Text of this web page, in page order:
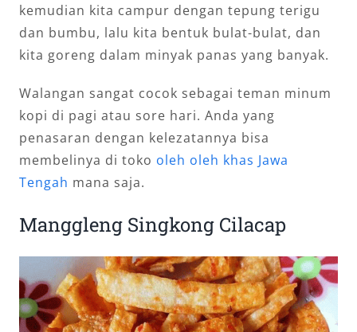
kemudian kita campur dengan tepung terigu
dan bumbu, lalu kita bentuk bulat-bulat, dan
kita goreng dalam minyak panas yang banyak.
Walangan sangat cocok sebagai teman minum
kopi di pagi atau sore hari. Anda yang
penasaran dengan kelezatannya bisa
membelinya di toko oleh oleh khas Jawa
Tengah mana saja.
Manggleng Singkong Cilacap